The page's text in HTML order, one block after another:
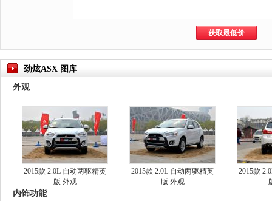
劲炫ASX 图库
外观
2015款 2.0L 自动两驱精英
版 外观
2015款 2.0L 自动两驱精英
版 外观
2015款
内饰功能